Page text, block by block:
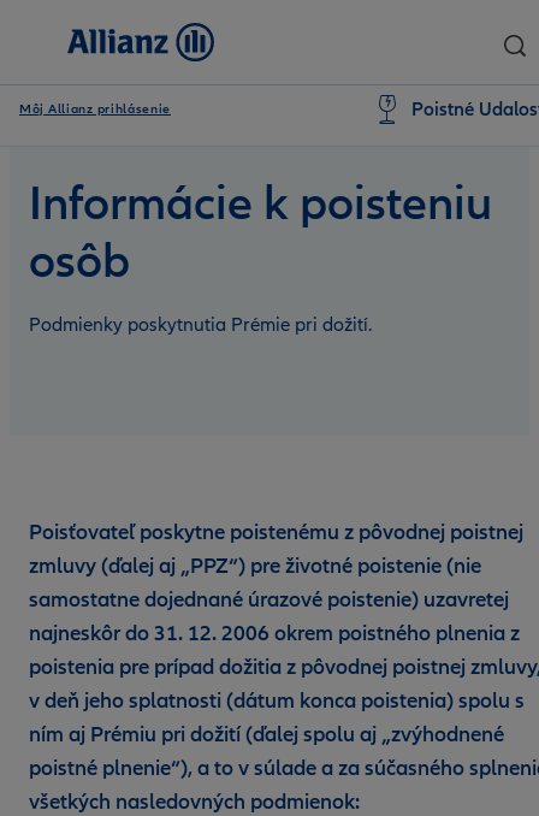
Môj Allianz prihlásenie Poistné
Informácie k poisteniu
osôb
Podmienky poskytnutia Prémie pri dožití.
Poisťovateľ poskytne poistenému z pôvodnej poistnej
zmluvy (ďalej aj „PPZ“) pre životné poistenie (nie
samostatne dojednané úrazové poistenie) uzavretej
najneskôr do 31. 12. 2006 okrem poistného plnenia z
poistenia pre prípad dožitia z pôvodnej poistnej
v deň jeho splatnosti (dátum konca poistenia) spolu s
ním aj Prémiu pri dožití (ďalej spolu aj „zvýhodnené
poistné plnenie“), a to v súlade a za súčasného
všetkých nasledovných podmienok: